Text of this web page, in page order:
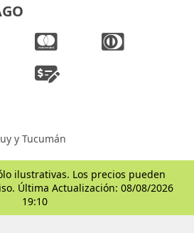
y Tucumán
ilustrativas. Los precios pueden
Última Actualización: 08/08/2026
19:10